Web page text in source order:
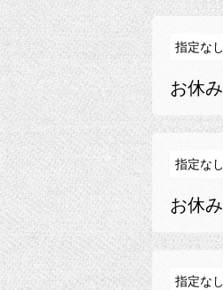
指定なし
お休み
指定なし
お休み
指定なし